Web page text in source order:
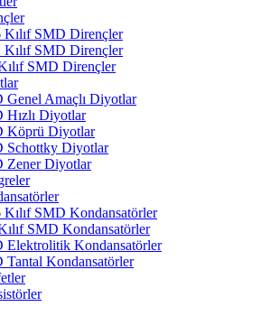
Kılıf SMD Dirençler
Kılıf SMD Dirençler
SMD Dirençler
Genel Amaçlı Diyotlar
Hızlı Diyotlar
Köprü Diyotlar
Schottky Diyotlar
Zener Diyotlar
Kılıf SMD Kondansatörler
SMD Kondansatörler
Elektrolitik Kondansatörler
Tantal Kondansatörler